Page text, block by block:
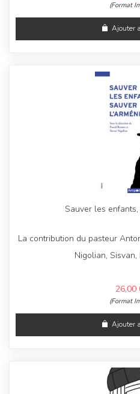
(Format
Ajouter
Sauver les enfants,
La contribution du pasteur
Nigolian, Sisvan,
26,00
(Format
Ajouter